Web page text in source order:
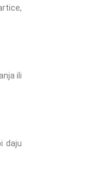
ili
daju